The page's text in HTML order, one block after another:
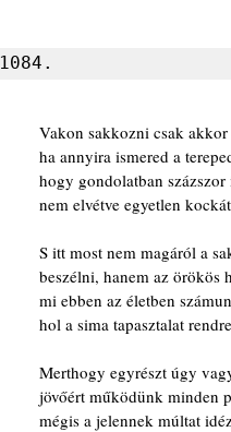
1084.
Vakon sakkozni csak
ha annyira ismered a
hogy gondolatban
nem elvétve egyetlen
S itt most nem magáról a
beszélni, hanem az örökös
mi ebben az életben
hol a sima tapasztalat
Merthogy egyrészt úgy
jövőért működünk minden
mégis a jelennek múltat